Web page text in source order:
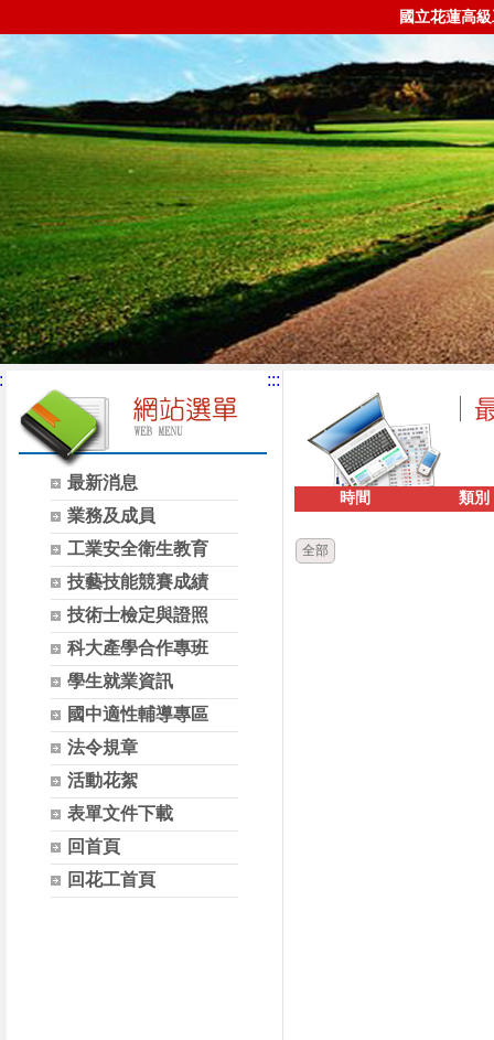
國立花蓮高
最新消息
業務及成員
工業安全衛生教育
技藝技能競賽成績
技術士檢定與證照
科大產學合作專班
學生就業資訊
國中適性輔導專區
法令規章
活動花絮
表單文件下載
回首頁
回花工首頁
:::
時間 類別
全部